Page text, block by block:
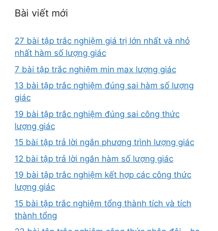
Bài viết mới
27 bài tập trắc nghiệm giá trị lớn nhất và nhỏ
nhất hàm số lượng giác
7 bài tập trắc nghiệm min max lượng giác
13 bài tập trắc nghiệm đúng sai hàm số lượng
giác
19 bài tập trắc nghiệm đúng sai công thức
lượng giác
15 bài tập trả lời ngắn phương trình lượng giác
12 bài tập trả lời ngắn hàm số lượng giác
19 bài tập trắc nghiệm kết hợp các công thức
lượng giác
15 bài tập trắc nghiệm tổng thành tích và tích
thành tổng